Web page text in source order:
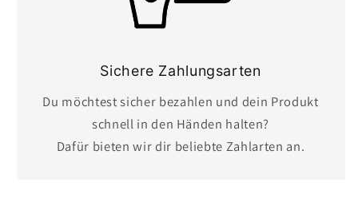
Sichere Zahlungsarten
Du möchtest sicher bezahlen und dein Produkt
schnell in den Händen halten?
Dafür bieten wir dir beliebte Zahlarten an.